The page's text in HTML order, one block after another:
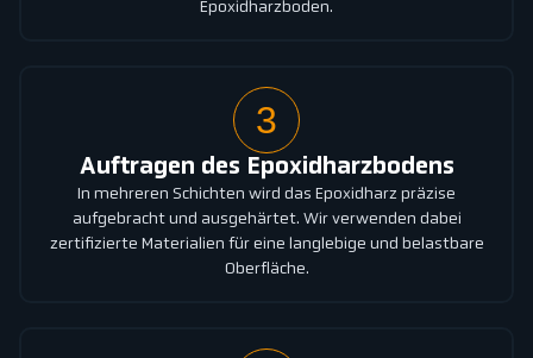
Epoxidharzboden.
3
Auftragen des Epoxidharzbodens
In mehreren Schichten wird das Epoxidharz präzise
aufgebracht und ausgehärtet. Wir verwenden dabei
zertifizierte Materialien für eine langlebige und belastbare
Oberfläche.